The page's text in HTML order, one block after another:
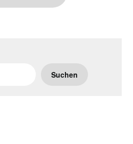
Suchen